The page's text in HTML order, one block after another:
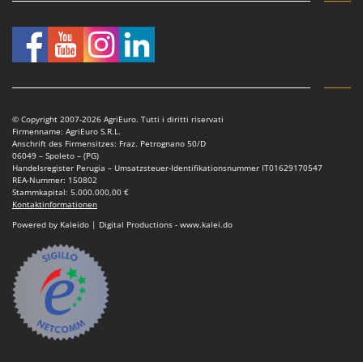
© Copyright 2007-2026 AgriEuro. Tutti i diritti riservati
Firmenname: AgriEuro S.R.L.
Anschrift des Firmensitzes: Fraz. Petrognano 50/D
06049 – Spoleto – (PG)
Handelsregister Perugia – Umsatzsteuer-Identifikationsnummer IT01629170547
REA-Nummer: 150802
Stammkapital: 5.000.000,00 €
Kontaktinformationen
Powered by Kaleido | Digital Productions - www.kalei.do